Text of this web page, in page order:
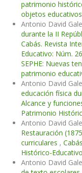
patrimonio
objetos
Antonio David
durante la II
Cabás. Revista
Educativo: Núm.
SEPHE: Nuevas
patrimonio
Antonio David
educación física
Alcance y
Patrimonio
Antonio David
Restauración
curriculares ,
Histórico-
Antonio David